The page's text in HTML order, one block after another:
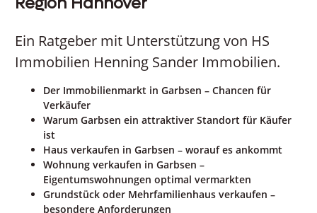
Ein Ratgeber mit Unterstützung von HS
Immobilien Henning Sander Immobilien.
Der Immobilienmarkt in Garbsen – Chancen für
Verkäufer
Warum Garbsen ein attraktiver Standort für Käufer
ist
Haus verkaufen in Garbsen – worauf es ankommt
Wohnung verkaufen in Garbsen –
Eigentumswohnungen optimal vermarkten
Grundstück oder Mehrfamilienhaus verkaufen –
besondere Anforderungen